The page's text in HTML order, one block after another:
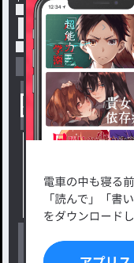
トップ
小説を探す
新着小説一覧
小説コンテスト応募
出版・メディアミッ